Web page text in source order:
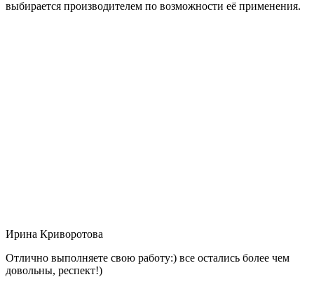
выбирается производителем по возможности её применения.
Ирина Криворотова
Отлично выполняете свою работу:) все остались более чем
довольны, респект!)